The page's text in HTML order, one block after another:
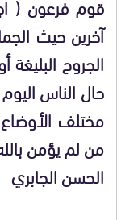
آخرين حيث
الجروح
حال الناس
مختلف
من لم يؤمن
الحسن الجابري